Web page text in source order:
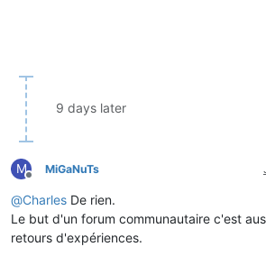
9 days later
M
Offline
MiGaNuTs
@Charles De rien.
Le but d'un forum communautaire c'est
retours d'expériences.